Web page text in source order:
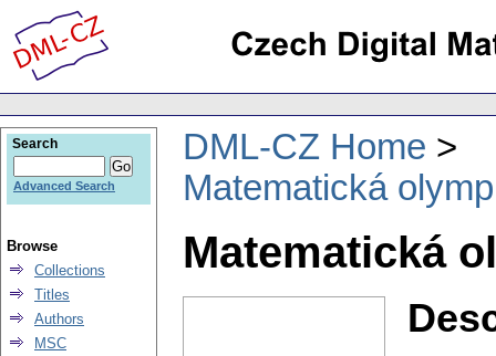
DML-CZ Home
Matematická
Matematická
Search
Advanced Search
Browse
Collections
Titles
Authors
MSC